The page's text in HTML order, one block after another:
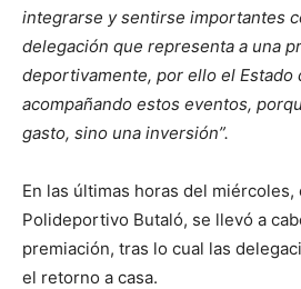
integrarse y sentirse importantes
delegación que representa a una
deportivamente, por ello el Estado
acompañando estos eventos,
gasto, sino una inversión”.
En las últimas horas del
Polideportivo Butaló, se llevó a
premiación, tras lo cual las
el retorno a casa.